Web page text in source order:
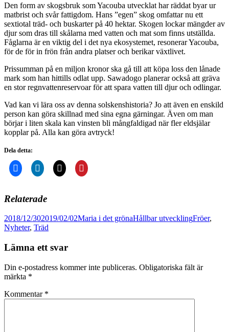
Den form av skogsbruk som Yacouba utvecklat har räddat byar ur
matbrist och svår fattigdom. Hans ”egen” skog omfattar nu ett
sextiotal träd- och buskarter på 40 hektar. Skogen lockar mängder av
djur som dras till skålarna med vatten och mat som finns utställda.
Fåglarna är en viktig del i det nya ekosystemet, resonerar Yacouba,
för de för in frön från andra platser och berikar växtlivet.
Prissumman på en miljon kronor ska gå till att köpa loss den lånade
mark som han hittills odlat upp. Sawadogo planerar också att gräva
en stor regnvattenreservoar för att spara vatten till djur och odlingar.
Vad kan vi lära oss av denna solskenshistoria? Jo att även en enskild
person kan göra skillnad med sina egna gärningar. Även om man
börjar i liten skala kan vinsten bli mångfaldigad när fler eldsjälar
kopplar på. Alla kan göra avtryck!
Dela detta:
Relaterade
Postat
2018/12/302019/02/02Författare
Maria i det grönaKategorier
Hållbar utvecklingTaggar
Fröer,
Nyheter, Träd
Lämna ett svar
Din e-postadress kommer inte publiceras. Obligatoriska fält är
märkta *
Kommentar *